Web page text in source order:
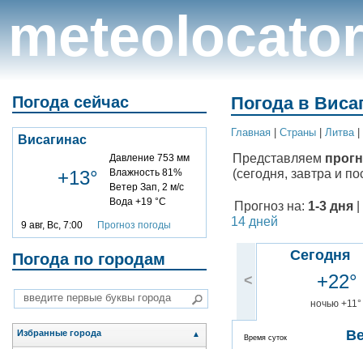
meteolocator
Погода сейчас
Висагинас
+13°
Давление 753 мм
Влажность 81%
Ветер Зап, 2 м/с
Вода +19 °C
9 авг, Вс, 7:00 Прогноз погоды
Погода по городам
Избранные города ▲
Погода в
Главная Cтраны Литва|
Представляем
(сегодня, завтра и
Прогноз на: 1-3 дня
14 дней
<
Сегодня
+22°
ночью +11°
Время суток